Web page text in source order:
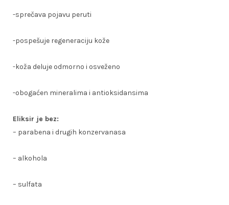
-sprečava pojavu peruti
-pospešuje regeneraciju kože
-koža deluje odmorno i osveženo
-obogaćen mineralima i antioksidansima
Eliksir je bez:
– parabena i drugih konzervanasa
– alkohola
– sulfata